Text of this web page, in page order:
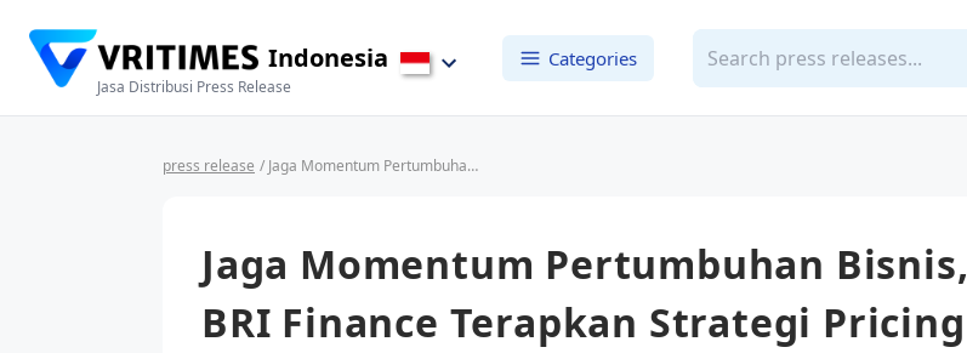
Indonesia
Jasa Distribusi Press Release
Categories
press release / Jaga Momentum Pertumbuhan Bisnis, BRI Finance Terapkan Strategi Pricing Adaptif
Jaga Momentum Pertumbuhan Bisnis,
BRI Finance Terapkan Strategi Pricing